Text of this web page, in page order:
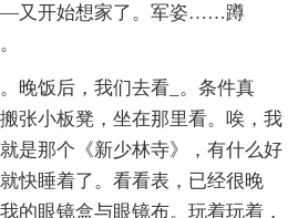
又开始想家了。军姿……蹲
晚饭后，我们去看_。条件真
张小板凳，坐在那里看。唉，我
是那个《新少林寺》，有什么好
快睡着了。看看表，已经很晚
的眼镜盒与眼镜布。玩着玩着，